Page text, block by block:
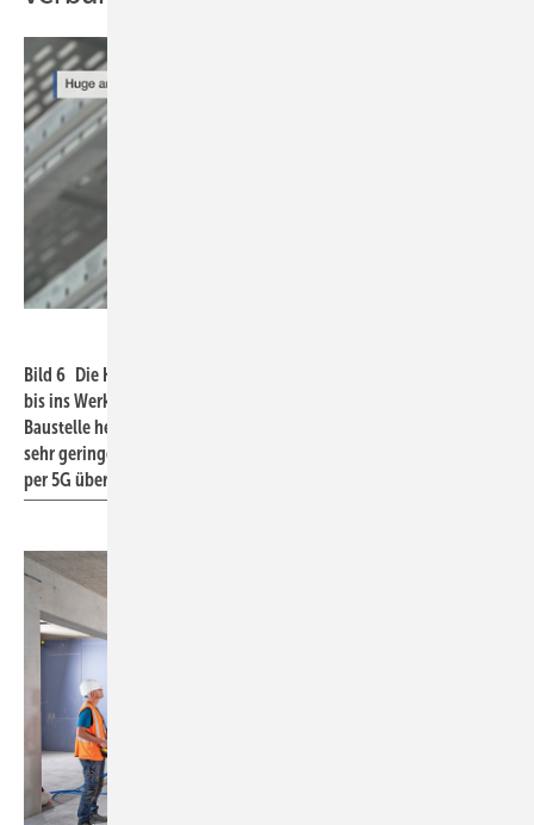
Bild 6 Die Kommunikationskette reicht von der Musterbaustelle
bis ins Werkzeuglabor, in dem Vorprodukte für die automatisierte
Baustelle hergestellt werden. Wegen der großen Datenmenge bei
sehr geringer Latenzzeit werden die Daten bei längeren Strecken
per 5G übertragen.